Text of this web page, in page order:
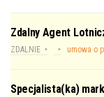
Zdalny Agent
ZDALNIE umowa o
Specjalista(ka)